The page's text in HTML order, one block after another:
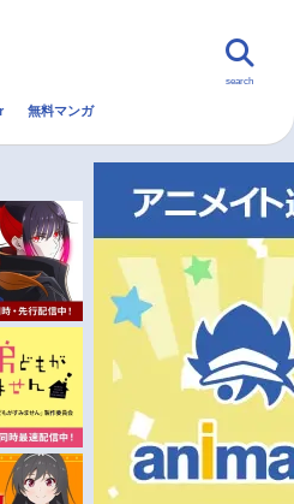
無料マンガ
search
無料マンガ